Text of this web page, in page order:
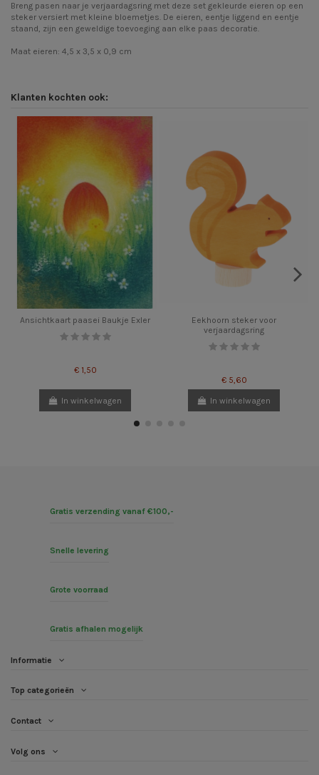
Breng pasen naar je verjaardagsring met deze set gekleurde eieren op een
steker versiert met kleine bloemetjes. De eieren, eentje liggend en eentje
staand, zijn een geweldige toevoeging aan elke paas decoratie.
Maat eieren: 4,5 x 3,5 x 0,9 cm
Klanten kochten ook:
Ansichtkaart paasei Baukje Exler
€ 1,50
In winkelwagen
Eekhoorn steker voor
verjaardagsring
€ 5,60
In winkelwagen
Gratis verzending vanaf €100,-
Snelle levering
Grote voorraad
Gratis afhalen mogelijk
Informatie
Top categorieën
Contact
Volg ons